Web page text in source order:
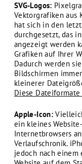
SVG-Logos:
Vektorgrafiken aus
hat sich in den
durchgesetzt, das
angezeigt werden
Grafiken auf Ihrer
Dadurch werden
Bildschirmen
kleinerer
Diese
Apple-Icon:
ein kleines
Internetbrowsers
Verlaufschronik.
jedoch nach einem